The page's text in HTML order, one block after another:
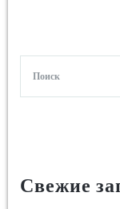
Свежие